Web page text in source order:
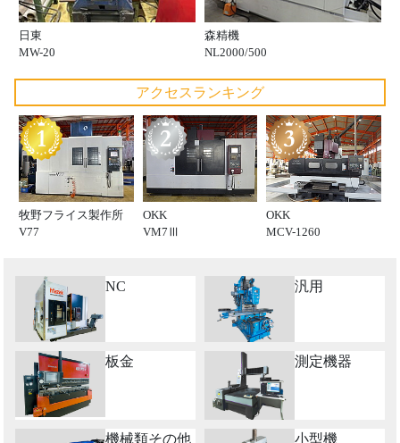
日東
MW-20
森精機
NL2000/500
アクセスランキング
牧野フライス製作所
V77
OKK
VM7Ⅲ
OKK
MCV-1260
NC 汎用
板金 測定機器
機械類その他 小型機